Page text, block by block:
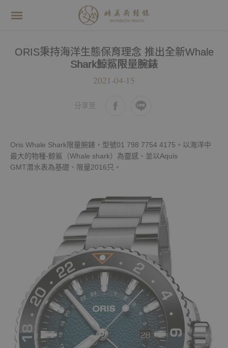
ORIS秉持海洋生態保育理念 推出全新Whale
Shark鯨鯊限量腕錶
2021-04-15
分享至
Oris Whale Shark限量腕錶，型號01 798 7754 4175。以海洋中
最大的物種-鯨鯊（Whale shark）為靈感、並以Aquis
GMT潛水表為基礎、限量2016只。